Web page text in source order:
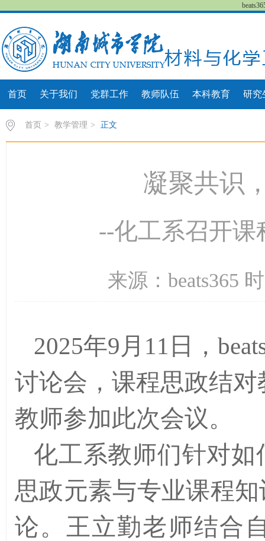
首页 关于我们 党群工作 教师队伍 本科教育 研究
首页 > 教学管理 > 正文
凝聚共识
--化工系召开
来源：beats365
2025年9月11日，
讨论会，课程思政结
教师参加此次会议。
化工系教师们针对
思政元素与专业课程
论。王立勤老师结合